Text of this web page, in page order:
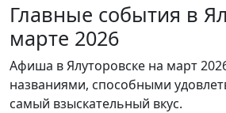
Главные события в
марте 2026
Афиша в Ялуторовске на март
названиями, способными
самый взыскательный вкус.